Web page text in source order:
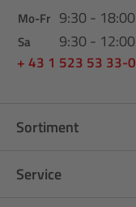
Mo-Fr 9:30 - 18:00
Sa 9:30 - 12:00
+ 43 1 523 53 33-0
Sortiment
Service